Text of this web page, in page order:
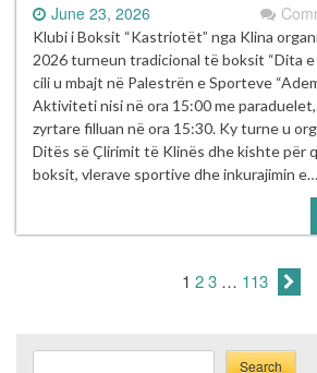
June 23, 2026
Klubi i Boksit “Kastriotët” nga Klina
2026 turneun tradicional të boksit “Dita e
cili u mbajt në Palestrën e Sporteve
Aktiviteti nisi në ora 15:00 me
zyrtare filluan në ora 15:30. Ky turne u
Ditës së Çlirimit të Klinës dhe kishte për
boksit, vlerave sportive dhe inkurajimin e…
1 23 … 113
Search Search